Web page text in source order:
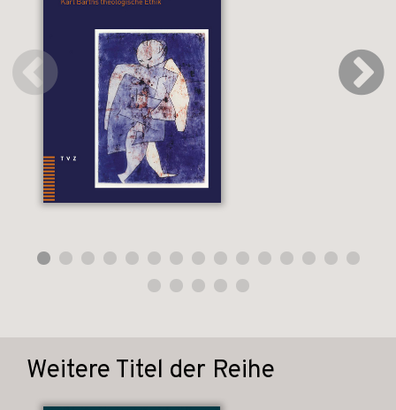
Weitere Titel der Reihe